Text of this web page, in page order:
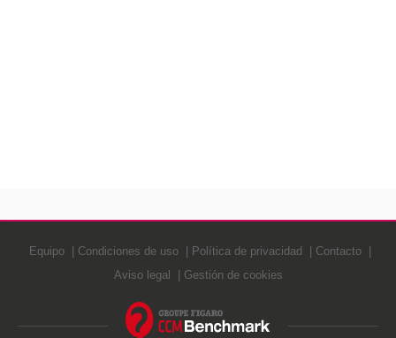
Equipo Condiciones de uso Política de privacidad
Contacto
Aviso legal
Gestión de cookies